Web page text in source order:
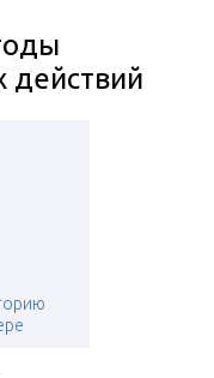
действий